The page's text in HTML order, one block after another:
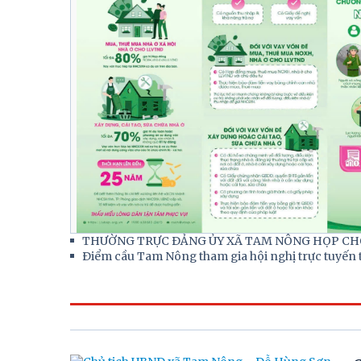
THƯỜNG TRỰC ĐẢNG ỦY XÃ TAM NÔNG HỌP
Điểm cầu Tam Nông tham gia hội nghị trực